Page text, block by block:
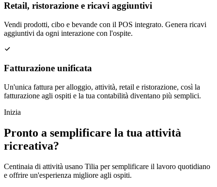
Retail, ristorazione e ricavi aggiuntivi
Vendi prodotti, cibo e bevande con il POS integrato. Genera ricavi
aggiuntivi da ogni interazione con l'ospite.
Fatturazione unificata
Un'unica fattura per alloggio, attività, retail e ristorazione, così la
fatturazione agli ospiti e la tua contabilità diventano più semplici.
Inizia
Pronto a semplificare la tua attività
ricreativa?
Centinaia di attività usano Tilia per semplificare il lavoro quotidiano
e offrire un'esperienza migliore agli ospiti.